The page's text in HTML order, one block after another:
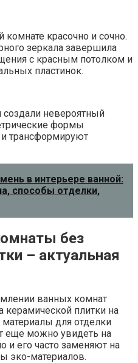
комнате красочно и сочно.
зеркала завершила
с красным потолком и
пластинок.
создали невероятный
формы
и трансформируют
в интерьере ванной:
способы отделки,
без
– актуальная
ванных комнат
керамической плитки на
для отделки
еще можно увидеть на
и его часто заменяют на
эко-материалов.